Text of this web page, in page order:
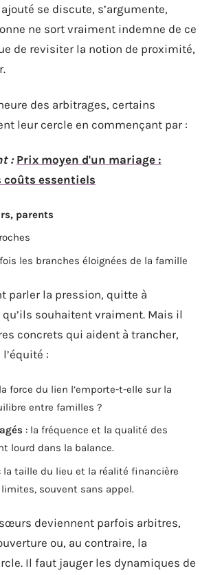
se discute, s’argumente,
ne sort vraiment indemne de ce
de revisiter la notion de proximité,
des arbitrages, certains
leur cercle en commençant par :
: Prix moyen d'un mariage :
essentiels
parents
les branches éloignées de la famille
parler la pression, quitte à
qu’ils souhaitent vraiment. Mais il
concrets qui aident à trancher,
:
force du lien l’emporte-t-elle sur la
entre familles ?
: la fréquence et la qualité des
lourd dans la balance.
: la taille du lieu et la réalité financière
souvent sans appel.
deviennent parfois arbitres,
ou, au contraire, la
Il faut jauger les dynamiques de